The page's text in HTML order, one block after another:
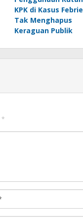
KPK di Kasus Febrie
Tak Menghapus
Keraguan Publik
*